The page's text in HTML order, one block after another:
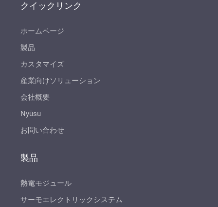
クイックリンク
ホームページ
製品
カスタマイズ
産業向けソリューション
会社概要
Nyūsu
お問い合わせ
製品
熱電モジュール
サーモエレクトリックシステム